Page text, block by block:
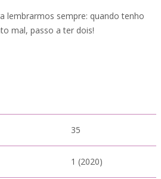
lembrarmos sempre: quando tenho
mal, passo a ter dois!
35
1 (2020)